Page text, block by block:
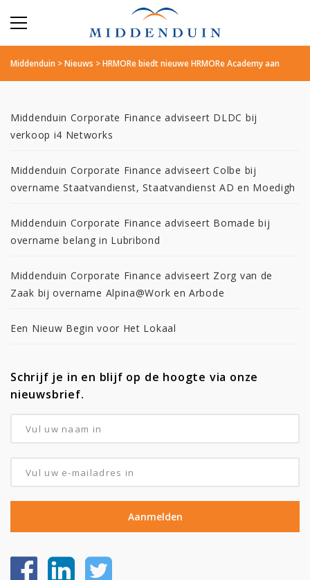
Middenduin >Nieuws >HRMORe biedt nieuwe HRMORe Academy aan
Middenduin Corporate Finance adviseert DLDC bij
verkoop i4 Networks
Middenduin Corporate Finance adviseert Colbe bij
overname Staatvandienst, Staatvandienst AD en Moedigh
Middenduin Corporate Finance adviseert Bomade bij
overname belang in Lubribond
Middenduin Corporate Finance adviseert Zorg van de
Zaak bij overname Alpina@Work en Arbode
Een Nieuw Begin voor Het Lokaal
Schrijf je in en blijf op de hoogte via onze
nieuwsbrief.